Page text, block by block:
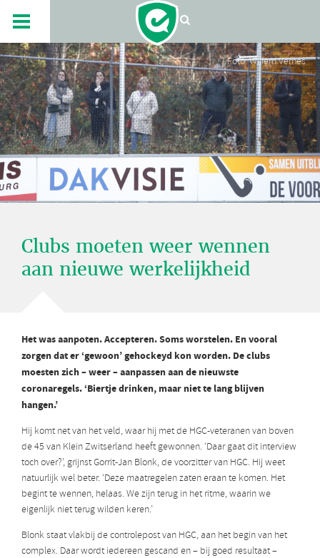
Foto: Willem Vernes
Clubs moeten weer wennen
aan nieuwe werkelijkheid
Het was aanpoten. Accepteren. Soms worstelen. En vooral
zorgen dat er ‘gewoon’ gehockeyd kon worden. De clubs
moesten zich– weer – aanpassen aan de nieuwste
coronaregels. ‘Biertje drinken, maar niet te lang blijven
hangen.’
Hij komt net van het veld, waar hij met de HGC-veteranen van boven
de 45 van Klein Zwitserland heeft gewonnen. ‘Daar gaat dit interview
toch over?’, grijnst Gorrit-Jan Blonk, de voorzitter van HGC. Hij weet
natuurlijk wel beter. ‘Deze maatregelen zaten eraan te komen. Het
begint te wennen, helaas. We zijn terug in het ritme, waarin we
eigenlijk niet terug wilden keren.’
Blonk staat vlakbij de controlepost van HGC, aan het begin van het
complex. Daar wordt iedereen gescand en – bij goed resultaat –